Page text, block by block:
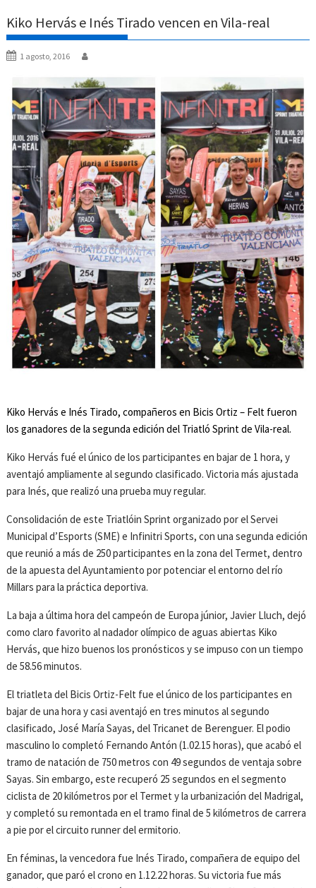
Kiko Hervás e Inés Tirado vencen en Vila-real
1 agosto, 2016
Kiko Hervás e Inés Tirado, compañeros en Bicis Ortiz – Felt fueron
los ganadores de la segunda edición del Triatló Sprint de Vila-real.
Kiko Hervás fué el único de los participantes en bajar de 1 hora, y
aventajó ampliamente al segundo clasificado. Victoria más ajustada
para Inés, que realizó una prueba muy regular.
Consolidación de este Triatlóin Sprint organizado por el Servei
Municipal d’Esports (SME) e Infinitri Sports, con una segunda edición
que reunió a más de 250 participantes en la zona del Termet, dentro
de la apuesta del Ayuntamiento por potenciar el entorno del río
Millars para la práctica deportiva.
La baja a última hora del campeón de Europa júnior, Javier Lluch, dejó
como claro favorito al nadador olímpico de aguas abiertas Kiko
Hervás, que hizo buenos los pronósticos y se impuso con un tiempo
de 58.56 minutos.
El triatleta del Bicis Ortiz-Felt fue el único de los participantes en
bajar de una hora y casi aventajó en tres minutos al segundo
clasificado, José María Sayas, del Tricanet de Berenguer. El podio
masculino lo completó Fernando Antón (1.02.15 horas), que acabó el
tramo de natación de 750 metros con 49 segundos de ventaja sobre
Sayas. Sin embargo, este recuperó 25 segundos en el segmento
ciclista de 20 kilómetros por el Termet y la urbanización del Madrigal,
y completó su remontada en el tramo final de 5 kilómetros de carrera
a pie por el circuito runner del ermitorio.
En féminas, la vencedora fue Inés Tirado, compañera de equipo del
ganador, que paró el crono en 1.12.22 horas. Su victoria fue más